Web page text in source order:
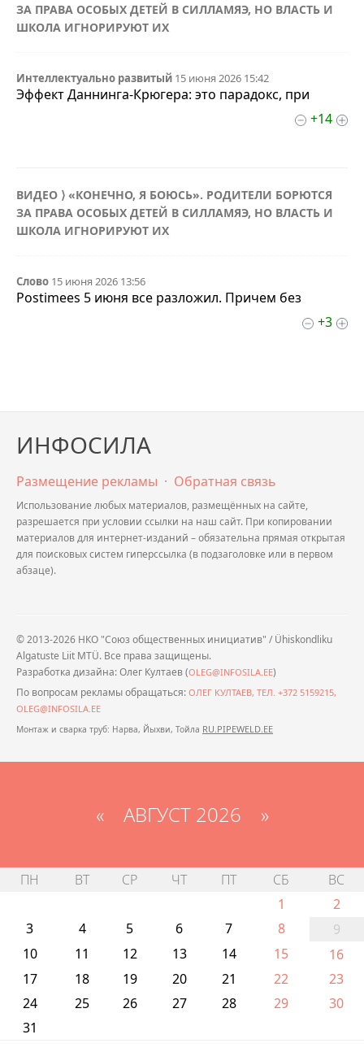
ЗА ПРАВА ОСОБЫХ ДЕТЕЙ В СИЛЛАМЯЭ, НО ВЛАСТЬ И
ШКОЛА ИГНОРИРУЮТ ИХ
Интеллектуально развитый 15 июня 2026 15:42
Эффект Даннинга-Крюгера: это парадокс, при
+14
ВИДЕО ⟩ «КОНЕЧНО, Я БОЮСЬ». РОДИТЕЛИ БОРЮТСЯ
ЗА ПРАВА ОСОБЫХ ДЕТЕЙ В СИЛЛАМЯЭ, НО ВЛАСТЬ И
ШКОЛА ИГНОРИРУЮТ ИХ
Слово 15 июня 2026 13:56
Postimees 5 июня все разложил. Причем без
+3
ИНФОСИЛА
Размещение рекламы · Обратная связь
Использование любых материалов, размещённых на сайте,
разрешается при условии ссылки на наш сайт. При копировании
материалов для интернет-изданий – обязательна прямая открытая
для поисковых систем гиперссылка (в подзаголовке или в первом
абзаце).
© 2013-2026 НКО "Союз общественных инициатив" / Ühiskondliku
Algatuste Liit MTÜ. Все права защищены.
Разработка дизайна: Олег Култаев (OLEG@INFOSILA.EE)
По вопросам рекламы обращаться: ОЛЕГ КУЛТАЕВ, ТЕЛ. +372 5159215,
OLEG@INFOSILA.EE
Монтаж и сварка труб: Нарва, Йыхви, Тойла RU.PIPEWELD.EE
«АВГУСТ 2026 »
ПН ВТ СР ЧТ ПТ СБ
ВС
1
2
3
4 5 6 7 8
9
10
11 12 13 14 15
16
17
18 19 20 21 22
23
24
25 26 27 28 29
30
31